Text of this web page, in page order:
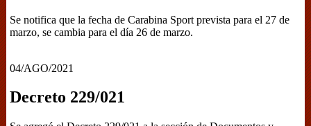
Se notifica que la fecha de Carabina Sport prevista para el 27 de
marzo, se cambia para el día 26 de marzo.
04/AGO/2021
Decreto 229/021